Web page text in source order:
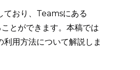
ており、Teamsにある
ことができます。本稿では
用方法について解説しま